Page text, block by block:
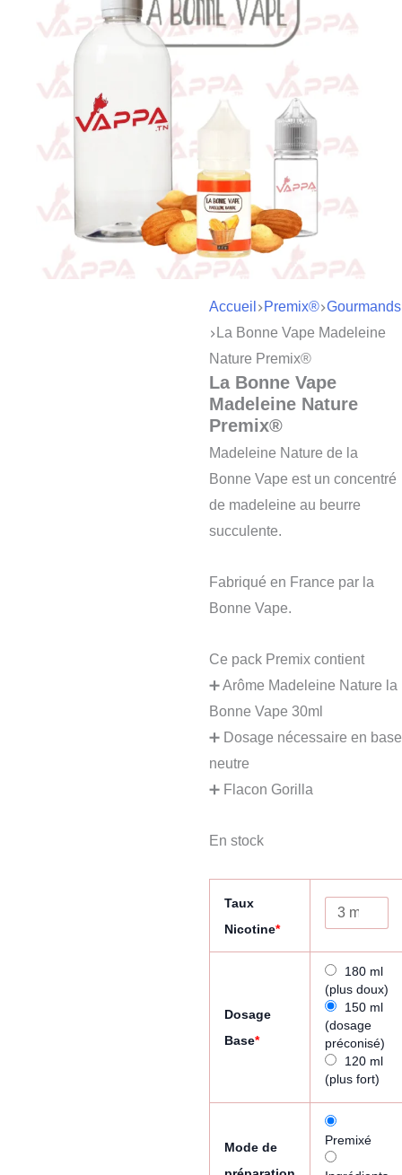
Accueil Premix® Gourmands
La Bonne Vape Madeleine
Nature Premix®
La Bonne Vape
Madeleine Nature
Premix®
Madeleine Nature de la
Bonne Vape est un concentré
de madeleine au beurre
succulente.
Fabriqué en France par la
Bonne Vape.
Ce pack Premix contient
➕ Arôme Madeleine Nature la
Bonne Vape 30ml
➕ Dosage nécessaire en base
neutre
➕ Flacon Gorilla
En stock
Taux
Nicotine*
Dosage
Base*
180 ml
(plus doux)
150 ml
(dosage
préconisé)
120 ml
(plus fort)
Mode de
Premixé